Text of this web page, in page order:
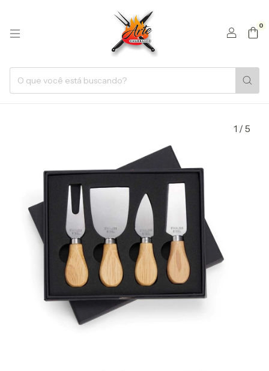
0
1 / 5